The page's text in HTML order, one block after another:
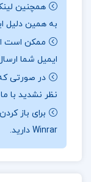
آن نبودند،
به تأسیس
را به تحریف
کشورش در زیر
در این کتاب
است، قانع
ابعاد زندگی
کتاب نه تنها
فلسفه رفتار او
همچنین
به همین دلیل
ایمیل شما
در صورتی
نظر نشدید با
Winrar دارید.